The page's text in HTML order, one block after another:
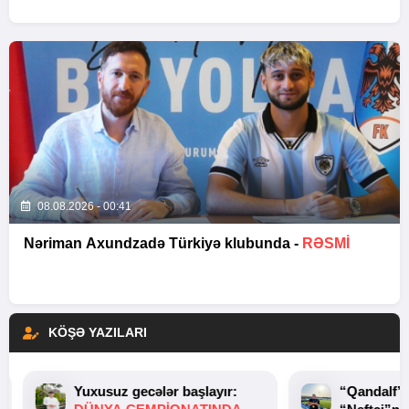
08.08.2026 - 00:41
Nəriman Axundzadə Türkiyə klubunda - RƏSMİ
KÖŞƏ YAZILARI
Yuxusuz gecələr başlayır: